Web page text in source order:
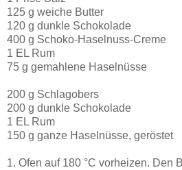
125 g weiche Butter
120 g dunkle Schokolade
400 g Schoko-Haselnuss-Creme
1 EL Rum
75 g gemahlene Haselnüsse
200 g Schlagobers
200 g dunkle Schokolade
1 EL Rum
150 g ganze Haselnüsse, geröstet
1. Ofen auf 180 °C vorheizen. Den